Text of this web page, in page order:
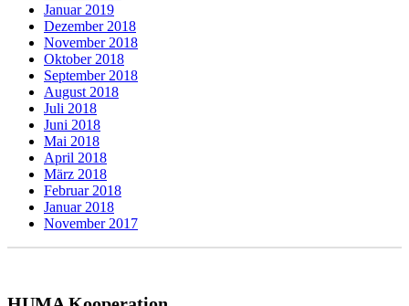
Januar 2019
Dezember 2018
November 2018
Oktober 2018
September 2018
August 2018
Juli 2018
Juni 2018
Mai 2018
April 2018
März 2018
Februar 2018
Januar 2018
November 2017